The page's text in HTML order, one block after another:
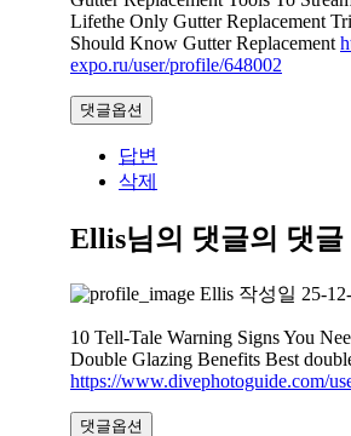
Lifethe Only Gutter Replacement
Should Know Gutter Replacement
expo.ru/user/profile/648002
댓글옵션
답변
삭제
Ellis님의 댓글의 댓글
Ellis 작성일 25-
10 Tell-Tale Warning Signs You
Double Glazing Benefits Best
https://www.divephotoguide.com/
댓글옵션